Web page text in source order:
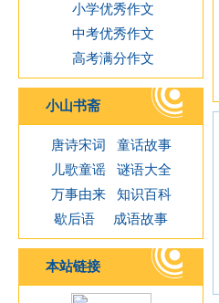
小学优秀作文
中考优秀作文
高考满分作文
小山书斋
唐诗宋词
童话故事
儿歌童谣
谜语大全
万事由来
知识百科
歇后语
成语故事
本站链接